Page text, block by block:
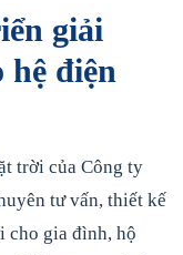
giải
hệ điện
trời của Công ty
tư vấn, thiết kế
cho gia đình, hộ